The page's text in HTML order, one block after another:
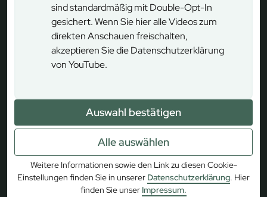
sind standardmäßig mit Double-Opt-In
gesichert. Wenn Sie hier alle Videos zum
direkten Anschauen freischalten,
akzeptieren Sie die Datenschutzerklärung
von YouTube.
Auswahl bestätigen
Alle auswählen
Weitere Informationen sowie den Link zu diesen Cookie-
Einstellungen finden Sie in unserer Datenschutzerklärung. Hier
finden Sie unser Impressum.